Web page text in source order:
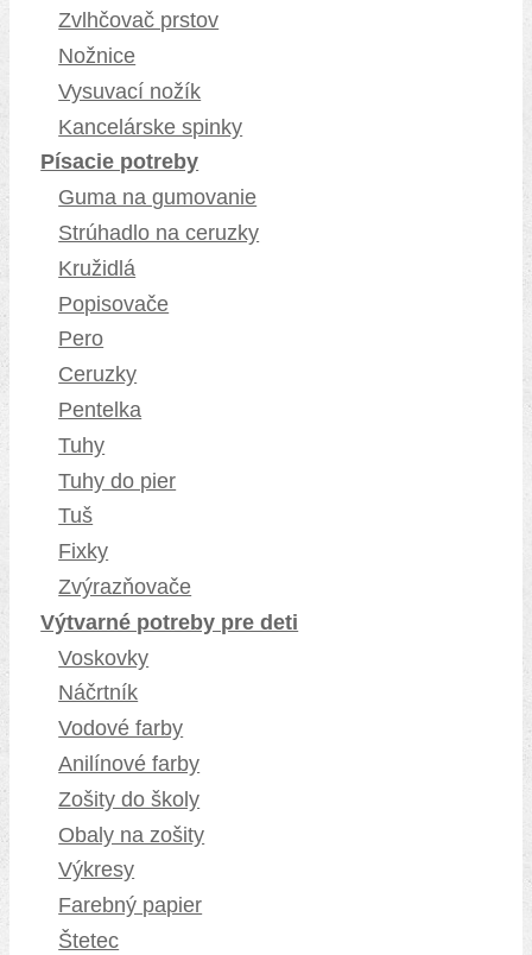
Zvlhčovač prstov
Nožnice
Vysuvací nožík
Kancelárske spinky
Písacie potreby
Guma na gumovanie
Strúhadlo na ceruzky
Kružidlá
Popisovače
Pero
Ceruzky
Pentelka
Tuhy
Tuhy do pier
Tuš
Fixky
Zvýrazňovače
Výtvarné potreby pre deti
Voskovky
Náčrtník
Vodové farby
Anilínové farby
Zošity do školy
Obaly na zošity
Výkresy
Farebný papier
Štetec